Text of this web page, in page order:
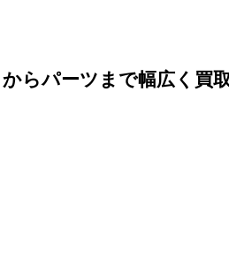
らパーツまで幅広く買